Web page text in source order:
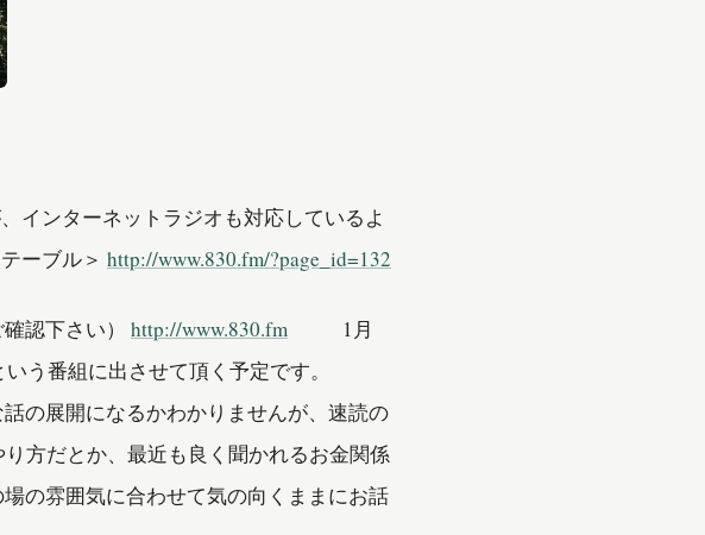
インターネットラジオも対応しているよ
ーブル＞ http://www.830.fm/?page_id=132
認下さい） http://www.830.fm 1月
いう番組に出させて頂く予定です。
の展開になるかわかりませんが、速読の
方だとか、最近も良く聞かれるお金関係
の雰囲気に合わせて気の向くままにお話